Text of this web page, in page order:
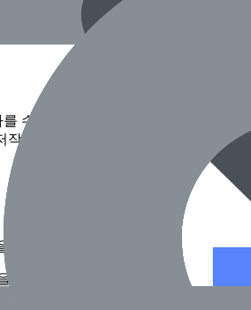
수 있어요. 전화로 확인 후 방문하시
물을 이용한 정보입니다.)
받아보세요
받아보세요